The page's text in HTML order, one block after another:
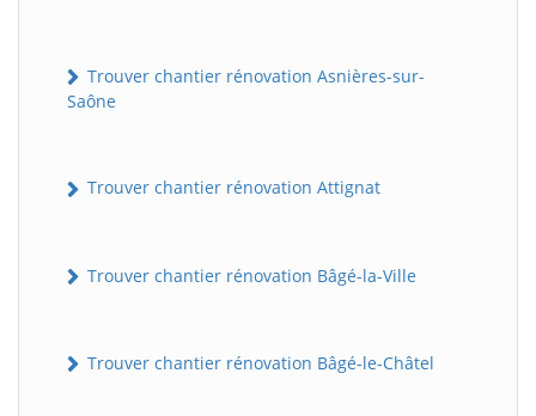
Trouver chantier rénovation Asnières-sur-
Saône
Trouver chantier rénovation Attignat
Trouver chantier rénovation Bâgé-la-Ville
Trouver chantier rénovation Bâgé-le-Châtel